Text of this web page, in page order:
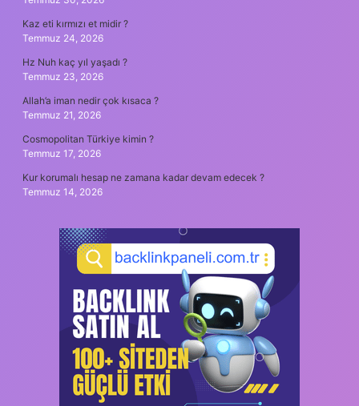
Kaz eti kırmızı et midir ?
Temmuz 24, 2026
Hz Nuh kaç yıl yaşadı ?
Temmuz 23, 2026
Allah’a iman nedir çok kısaca ?
Temmuz 21, 2026
Cosmopolitan Türkiye kimin ?
Temmuz 17, 2026
Kur korumalı hesap ne zamana kadar devam edecek ?
Temmuz 14, 2026